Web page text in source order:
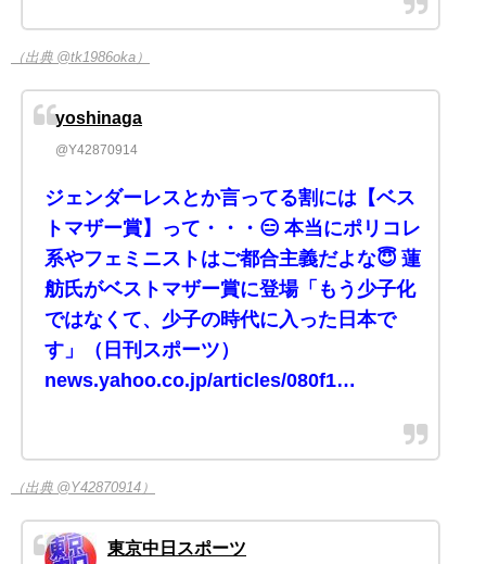
（出典 @tk1986oka）
yoshinaga
@Y42870914
ジェンダーレスとか言ってる割には【ベス
トマザー賞】って・・・😑 本当にポリコレ
系やフェミニストはご都合主義だよな😇 蓮
舫氏がベストマザー賞に登場「もう少子化
ではなくて、少子の時代に入った日本で
す」（日刊スポーツ）
news.yahoo.co.jp/articles/080f1…
（出典 @Y42870914）
東京中日スポーツ